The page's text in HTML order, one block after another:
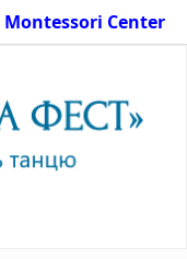
Montessori Center